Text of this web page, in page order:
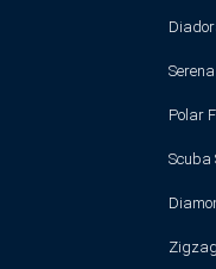
Polar
Scuba